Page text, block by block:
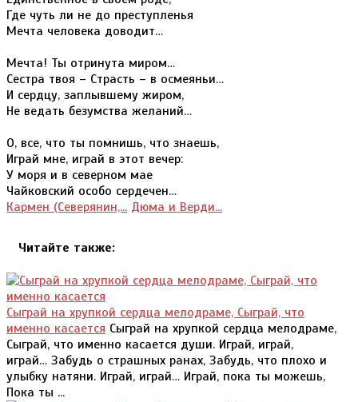
Где чуть ли не до преступленья
Мечта человека доводит…
Мечта! Ты отринута миром…
Сестра твоя – Страсть – в осмеяньи…
И сердцу, заплывшему жиром,
Не ведать безумства желаний…
О, все, что ты помнишь, что знаешь,
Играй мне, играй в этот вечер:
У моря и в северном мае
Чайковский особо сердечен…
Кармен (Северянин,... Дюма и Верди...
Читайте также:
Сыграй на хрупкой сердца мелодраме, Сыграй, что
именно касается Сыграй на хрупкой сердца мелодраме,
Сыграй, что именно касается души. Играй, играй,
играй… Забудь о страшных ранах, Забудь, что плохо и
улыбку натяни. Играй, играй… Играй, пока ты можешь,
Пока ты ...